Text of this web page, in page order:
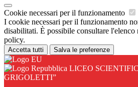
Cookie necessari per il funzionamento
I cookie necessari per il funzionamento
disabilitati. È possibile consultare
policy.
Accetta tutti Salva le preferenze
LICEO
GRIGOLETTI”